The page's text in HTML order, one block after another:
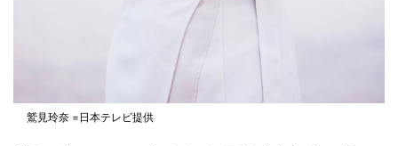
鷲見玲奈 =日本テレビ提供